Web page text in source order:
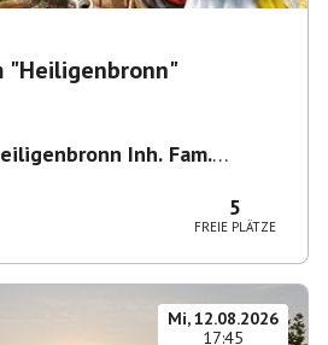
"Heiligenbronn"
Inh. Fam.
5
FREIE PLÄTZE
Mi, 12.08.2026
17:45